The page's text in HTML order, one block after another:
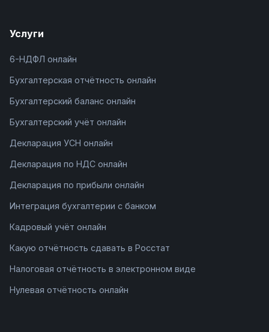
Услуги
6-НДФЛ онлайн
Бухгалтерская отчётность онлайн
Бухгалтерский баланс онлайн
Бухгалтерский учёт онлайн
Декларация УСН онлайн
Декларация по НДС онлайн
Декларация по прибыли онлайн
Интеграция бухгалтерии с банком
Кадровый учёт онлайн
Какую отчётность сдавать в Росстат
Налоговая отчётность в электронном виде
Нулевая отчётность онлайн